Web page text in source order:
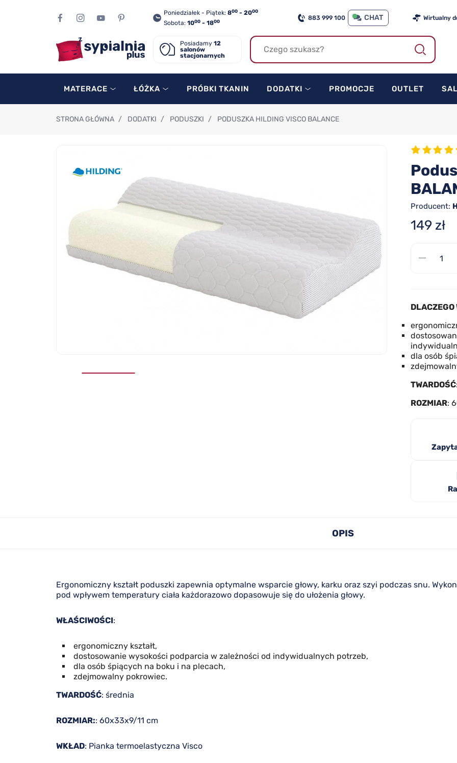
Poniedziałek - Piątek: 800 - 2000
Sobota: 1000 - 1800 883 999 100 CHAT Wirtualny
Posiadamy 12
salonów
stacjonarnych
MATERACE ŁÓŻKA PRÓBKI TKANIN DODATKI PROMOCJE OUTLET
STRONA GŁÓWNA / DODATKI / PODUSZKI / PODUSZKA HILDING VISCO BALANCE
Producent:
149 zł
DLACZEGO
dla osób
TWARDOŚĆ
ROZMIAR:
OPIS
Ergonomiczny kształt poduszki zapewnia optymalne wsparcie głowy, karku oraz szyi podczas snu.
pod wpływem temperatury ciała każdorazowo dopasowuje się do ułożenia głowy.
WŁAŚCIWOŚCI:
ergonomiczny kształt,
dostosowanie wysokości podparcia w zależności od indywidualnych potrzeb,
dla osób śpiących na boku i na plecach,
zdejmowalny pokrowiec.
TWARDOŚĆ: średnia
ROZMIAR:: 60x33x9/11 cm
WKŁAD: Pianka termoelastyczna Visco